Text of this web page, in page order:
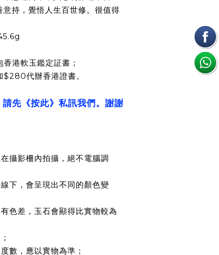
持，覺悟人生百世修。很值得
港軟玉鑑定証書；
$280代辦香港證書。
先《按此》私訊我們。謝謝
攝影柵內拍攝，絕不電腦調
下，會呈現出不同的顏色變
色差，玉石會顯得比實物較為
數，應以實物為準；